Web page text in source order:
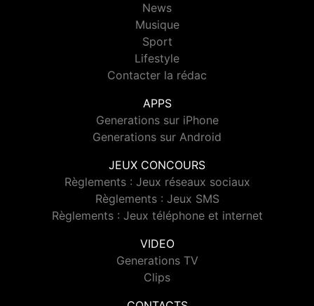
News
Musique
Sport
Lifestyle
Contacter la rédac
APPS
Generations sur iPhone
Generations sur Android
JEUX CONCOURS
Règlements : Jeux réseaux sociaux
Règlements : Jeux SMS
Règlements : Jeux téléphone et internet
VIDEO
Generations TV
Clips